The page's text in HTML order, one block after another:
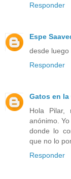
Responder
Espe
desde luego
Responder
Gatos en la
Hola Pilar,
anónimo.
donde lo
que no lo
Responder